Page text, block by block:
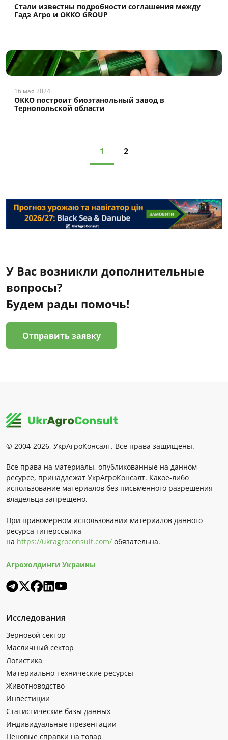
Стали известны подробности соглашения между
Гадз Агро и OKKO GROUP
16 мая 2024
ОККО построит биоэтанольный завод в
Тернопольской области
1 2
У Вас возникли дополнительные
вопросы?
Будем рады помочь!
Отправить заявку
© 2004-2026, УкрАгроКонсалт. Все права защищены.
Все права на материалы, опубликованные на данном
ресурсе, принадлежат УкрАгроКонсалт. Какое-либо
использование материалов без письменного разрешения
владельца запрещено.
При правомерном использовании материалов данного
ресурса гиперссылка
на https://ukragroconsult.com/ обязательна.
Агрохолдинги Украины
Исследования
Зерновой сектор
Масличный сектор
Логистика
Материально-технические ресурсы
Животноводство
Инвестиции
Статистические базы данных
Индивидуальные презентации
Ценовые справки на товар